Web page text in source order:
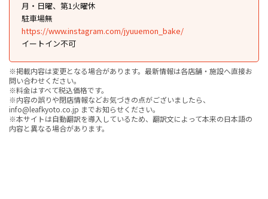
月・日曜、第1火曜休
駐車場無
https://www.instagram.com/jyuuemon_bake/
イートイン不可
※掲載内容は変更となる場合があります。最新情報は各店舗・施設へ直接お
問い合わせください。
※料金はすべて税込価格です。
※内容の誤りや閉店情報などお気づきの点がございましたら、
info@leafkyoto.co.jp までお知らせください。
※本サイトは自動翻訳を導入しているため、翻訳文によって本来の日本語の
内容と異なる場合があります。